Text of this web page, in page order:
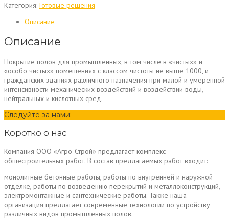
Категория: Готовые решения
Описание
Описание
Покрытие полов для промышленных, в том числе в «чистых» и
«особо чистых» помещениях с классом чистоты не выше 1000, и
гражданских зданиях различного назначения при малой и умеренной
интенсивности механических воздействий и воздействии воды,
нейтральных и кислотных сред.
Следуйте за нами:
Коротко о нас
Компания ООО «Агро-Строй» предлагает комплекс
общестроительных работ. В состав предлагаемых работ входит:
монолитные бетонные работы, работы по внутренней и наружной
отделке, работы по возведению перекрытий и металлоконструкций,
электромонтажные и сантехнические работы. Также наша
организация предлагает современные технологии по устройству
различных видов промышленных полов.